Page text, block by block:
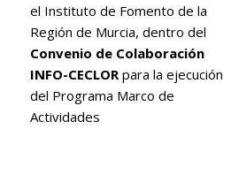
el Instituto de Fomento de la
Región de Murcia, dentro del
Convenio de Colaboración
INFO-CECLOR para la ejecución
del Programa Marco de
Actividades